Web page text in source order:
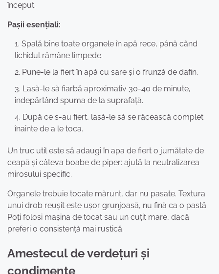
început.
Pașii esențiali:
Spală bine toate organele în apă rece, până când
lichidul rămâne limpede.
Pune-le la fiert în apă cu sare și o frunză de dafin.
Lasă-le să fiarbă aproximativ 30-40 de minute,
îndepărtând spuma de la suprafață.
După ce s-au fiert, lasă-le să se răcească complet
înainte de a le toca.
Un truc util este să adaugi în apa de fiert o jumătate de
ceapă și câteva boabe de piper: ajută la neutralizarea
mirosului specific.
Organele trebuie tocate mărunt, dar nu pasate. Textura
unui drob reușit este ușor grunjoasă, nu fină ca o pastă.
Poți folosi mașina de tocat sau un cuțit mare, dacă
preferi o consistență mai rustică.
Amestecul de verdețuri și
condimente